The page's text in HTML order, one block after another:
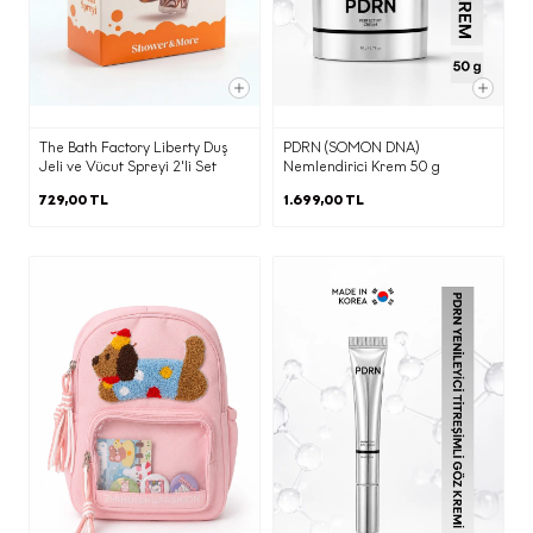
The Bath Factory Liberty Duş
Jeli ve Vücut Spreyi 2'li Set
729,00 TL
PDRN (SOMON DNA)
Nemlendirici Krem 50 g
1.699,00 TL
Pazarlama süreçlerinin yürütülmesi
adına iş ortağımız ajanslara,
Ticari elektronik ileti gönderimi için
birlikte çalıştığımız ajans ve iş
ortaklarına,
İnternet sitesi sunucularımızın ve e-
posta altyapısının yurtdışında olması
nedeniyle yurtdışına
Belirtilen kişisel veri işleme şartları ve
(b) kısmında belirtilen amaçlarla sınırlı
olarak aktarılacaktır.